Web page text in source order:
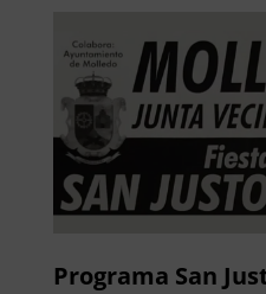
Programa San